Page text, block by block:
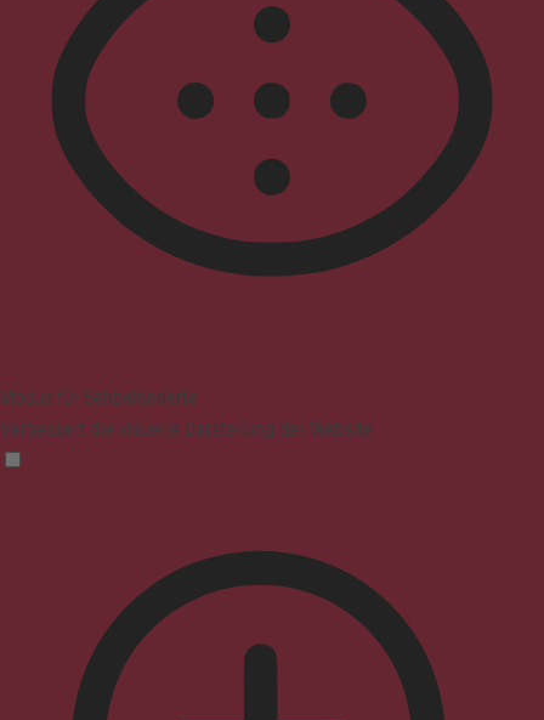
Modus für Sehbehinderte
Verbessert die visuelle Darstellung der Website